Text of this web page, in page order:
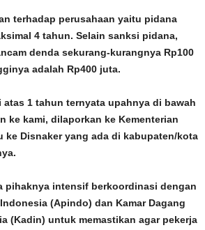
terhadap perusahaan yaitu pidana
4 tahun. Selain sanksi pidana,
denda sekurang-kurangnya Rp100
adalah Rp400 juta.
atas 1 tahun ternyata upahnya di bawah
ke kami, dilaporkan ke Kementerian
ke Disnaker yang ada di kabupaten/kota
pihaknya intensif berkoordinasi dengan
(Apindo) dan Kamar Dagang
(Kadin) untuk memastikan agar pekerja